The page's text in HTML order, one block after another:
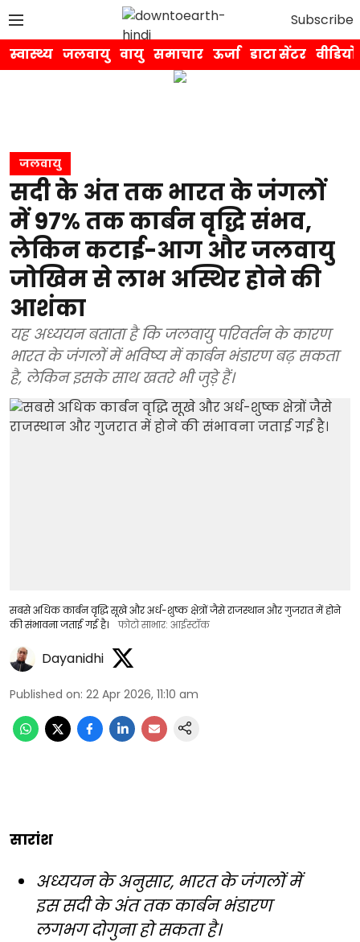
Subscribe
स्वास्थ्य जलवायु वायु समाचार ऊर्जा डाटा सेंटर वीडियो
जलवायु
सदी के अंत तक भारत के जंगलों
में 97% तक कार्बन वृद्धि संभव,
लेकिन कटाई-आग और जलवायु
जोखिम से लाभ अस्थिर होने की
आशंका
यह अध्ययन बताता है कि जलवायु परिवर्तन के कारण
भारत के जंगलों में भविष्य में कार्बन भंडारण बढ़ सकता
है, लेकिन इसके साथ खतरे भी जुड़े हैं।
सबसे अधिक कार्बन वृद्धि सूखे और अर्ध-शुष्क क्षेत्रों जैसे राजस्थान और गुजरात में होने
की संभावना जताई गई है।
फोटो साभार: आईस्टॉक
Dayanidhi
Published on: 22 Apr 2026, 11:10 am
सारांश
अध्ययन के अनुसार, भारत के जंगलों में
इस सदी के अंत तक कार्बन भंडारण
लगभग दोगुना हो सकता है।